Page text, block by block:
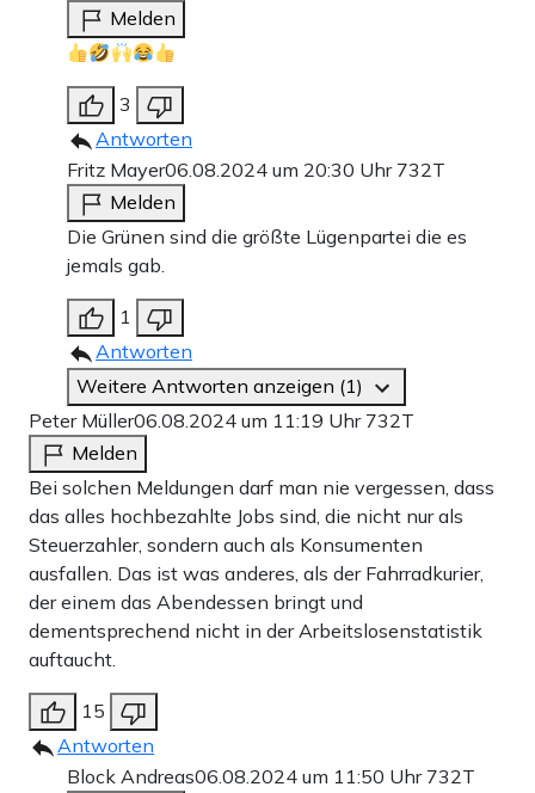
Melden
3
Antworten
Fritz Mayer06.08.2024 um 20:30 Uhr 732T
Melden
Die Grünen sind die größte Lügenpartei die es
jemals gab.
1
Antworten
Weitere Antworten anzeigen (1)
Peter Müller06.08.2024 um 11:19 Uhr 732T
Melden
Bei solchen Meldungen darf man nie vergessen, dass
das alles hochbezahlte Jobs sind, die nicht nur als
Steuerzahler, sondern auch als Konsumenten
ausfallen. Das ist was anderes, als der Fahrradkurier,
der einem das Abendessen bringt und
dementsprechend nicht in der Arbeitslosenstatistik
auftaucht.
15
Antworten
Block Andreas06.08.2024 um 11:50 Uhr 732T